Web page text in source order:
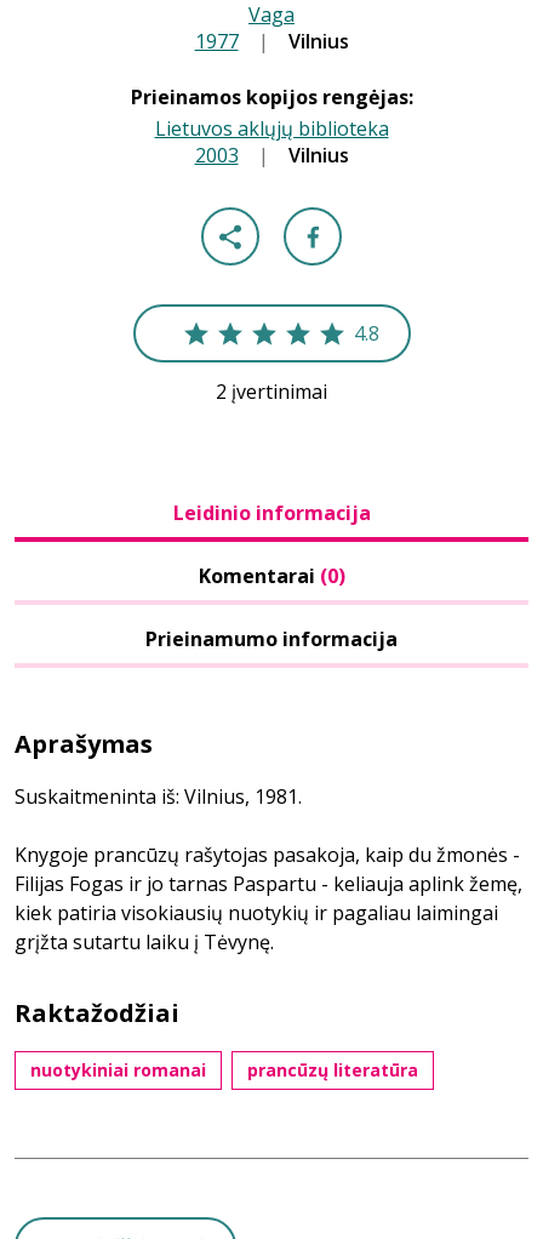
Vaga
1977 | Vilnius
Prieinamos kopijos rengėjas:
Lietuvos aklųjų biblioteka
2003 | Vilnius
4.8
2 įvertinimai
Leidinio informacija
Komentarai (0)
Prieinamumo informacija
Aprašymas
Suskaitmeninta iš: Vilnius, 1981.
Knygoje prancūzų rašytojas pasakoja, kaip du žmonės -
Filijas Fogas ir jo tarnas Paspartu - keliauja aplink žemę,
kiek patiria visokiausių nuotykių ir pagaliau laimingai
grįžta sutartu laiku į Tėvynę.
Raktažodžiai
nuotykiniai romanai prancūzų literatūra